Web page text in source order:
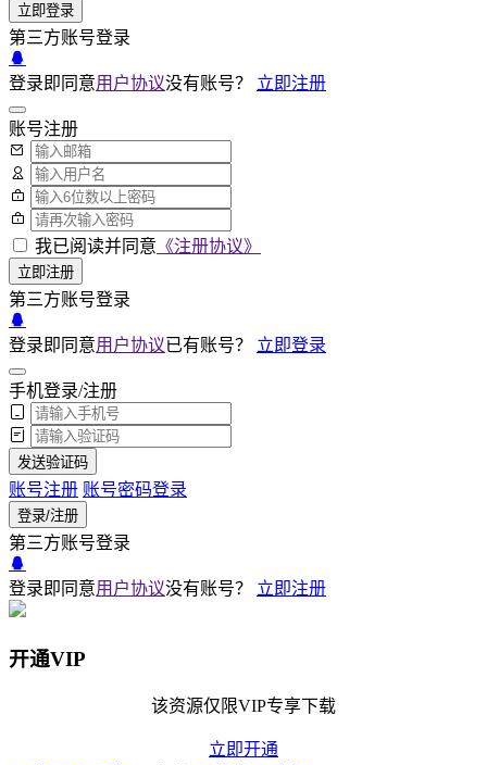
立即登录
第三方账号登录
登录即同意用户协议没有账号？ 立即注册
账号注册
我已阅读并同意 《注册协议》
立即注册
第三方账号登录
登录即同意用户协议已有账号？ 立即登录
手机登录/注册
发送验证码
账号注册 账号密码登录
登录/注册
第三方账号登录
登录即同意用户协议没有账号？ 立即注册
开通VIP
该资源仅限VIP专享下载
立即开通